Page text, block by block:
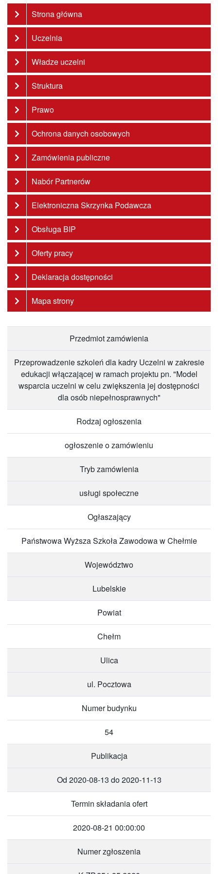
Strona główna
Uczelnia
Władze uczelni
Struktura
Prawo
Ochrona danych osobowych
Zamówienia publiczne
Nabór Partnerów
Elektroniczna Skrzynka Podawcza
Obsługa BIP
Oferty pracy
Deklaracja dostępności
Mapa strony
Przedmiot zamówienia
Przeprowadzenie szkoleń dla kadry Uczelni w zakresie
edukacji włączającej w ramach projektu pn. "Model
wsparcia uczelni w celu zwiększenia jej dostępności
dla osób niepełnosprawnych"
Rodzaj ogłoszenia
ogłoszenie o zamówieniu
Tryb zamówienia
usługi społeczne
Ogłaszający
Państwowa Wyższa Szkoła Zawodowa w Chełmie
Województwo
Lubelskie
Powiat
Chełm
Ulica
ul. Pocztowa
Numer budynku
54
Publikacja
Od 2020-08-13 do 2020-11-13
Termin składania ofert
2020-08-21 00:00:00
Numer zgłoszenia